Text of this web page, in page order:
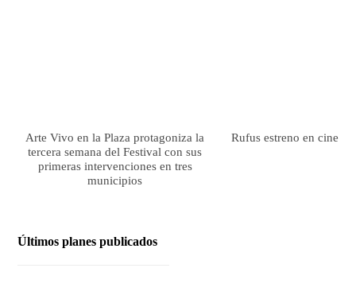
Arte Vivo en la Plaza protagoniza la
tercera semana del Festival con sus
primeras intervenciones en tres
municipios
Rufus estreno en cines
Últimos planes publicados